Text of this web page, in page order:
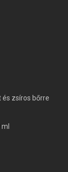
zsíros bőrre